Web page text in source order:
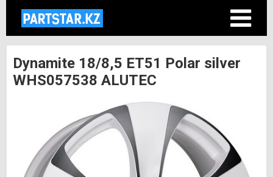
Dynamite 18/8,5 ET51 Polar silver
WHS057538 ALUTEC